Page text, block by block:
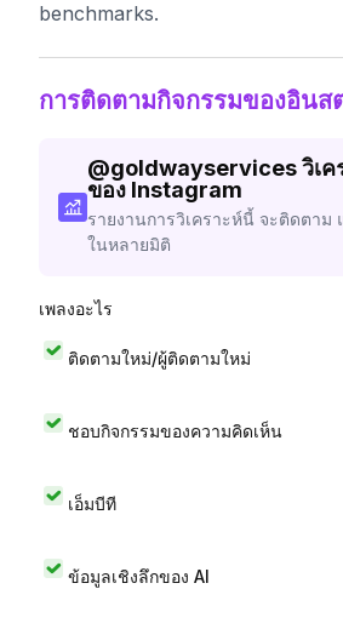
benchmarks.
การติดตามกิจกรรมของอินส
@goldwayservicesวิเ
ของ Instagram
รายงานการวิเคราะห์นี้ จะติดตาม
ในหลายมิติ
เพลงอะไร
ติดตามใหม่/ผู้ติดตามใหม่
ชอบกิจกรรมของความคิดเห็น
เอ็มบีที
ข้อมูลเชิงลึกของ AI